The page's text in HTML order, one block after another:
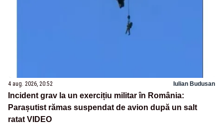
4 aug. 2026, 20:52 Iulian Budusan
Incident grav la un exercițiu militar în România:
Parașutist rămas suspendat de avion după un salt
ratat VIDEO